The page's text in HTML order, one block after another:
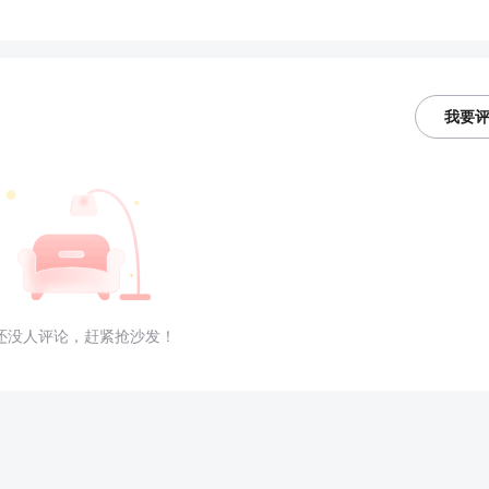
我要
没人评论，赶紧抢沙发！